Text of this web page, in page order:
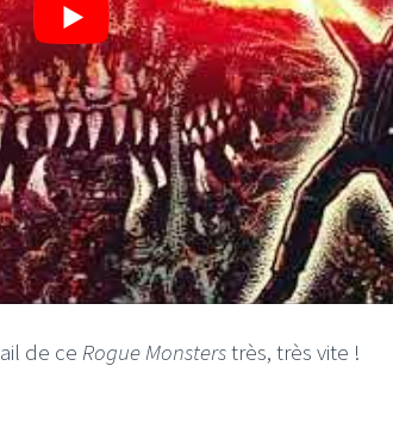
de ce Rogue Monsterstrès, très vite !